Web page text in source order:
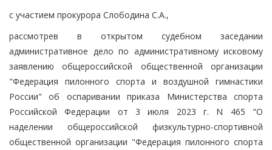
с участием прокурора Слободина С.А.,
рассмотрев в открытом судебном заседании
административное дело по административному исковому
заявлению общероссийской общественной организации
"Федерация пилонного спорта и воздушной гимнастики
России" об оспаривании приказа Министерства спорта
Российской Федерации от 3 июля 2023 г. N 465 "О
наделении общероссийской физкультурно-спортивной
общественной организации "Федерация пилонного спорта